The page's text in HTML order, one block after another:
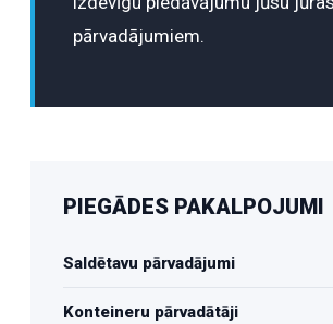
pārvadājumiem.
PIEGĀDES PAKALPOJUMI
Saldētavu pārvadājumi
Konteineru pārvadātāji